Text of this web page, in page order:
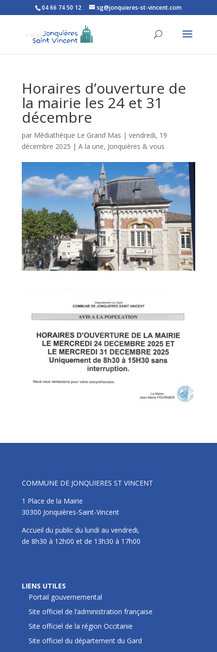
Ouvrir la barre d’outils
04 66 74 50 12 sg@jonquieres-st-vincent.com
Horaires d’ouverture de
la mairie les 24 et 31
décembre
par Médiathèque Le Grand Mas | vendredi, 19
décembre 2025 | A la une, Jonquières & vous
COMMUNE DE JONQUIERES ST VINCENT
1 Place de la Mairie
30300 Jonquières-Saint-Vincent
Accueil du public du lundi au vendredi,
de 8h30 à 12h00 et de 13h30 à 17h00
LIENS UTILES
Portail gouvernemental
Site officiel de l’administration française
Site officiel de la région Occitanie
Site officiel du département du Gard